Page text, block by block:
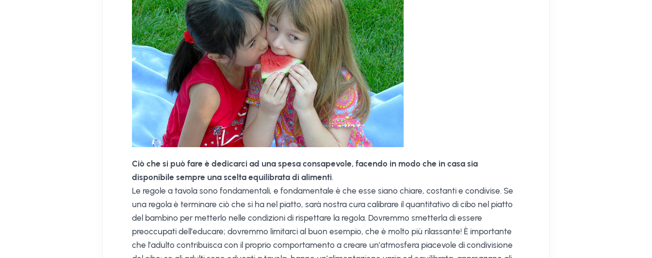
Ciò che si può fare è dedicarci ad una spesa consapevole, facendo in modo che in casa sia
disponibile sempre una scelta equilibrata di alimenti.
Le regole a tavola sono fondamentali, e fondamentale è che esse siano chiare, costanti e condivise. Se
una regola è terminare ciò che si ha nel piatto, sarà nostra cura calibrare il quantitativo di cibo nel piatto
del bambino per metterlo nelle condizioni di rispettare la regola. Dovremmo smetterla di essere
preoccupati dell’educare; dovremmo limitarci al buon esempio, che è molto più rilassante! È importante
che l’adulto contribuisca con il proprio comportamento a creare un’atmosfera piacevole di condivisione